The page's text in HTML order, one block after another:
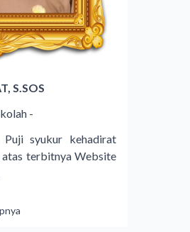
S.SOS
-
Puji syukur kehadirat
atas terbitnya Website